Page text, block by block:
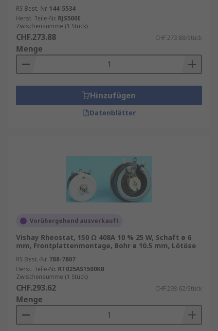
RS Best.-Nr. 144-5534
Herst. Teile-Nr. RJS500E
Zwischensumme (1 Stück)
CHF.273.88 CHF.273.88/Stück
Menge
Hinzufügen
Datenblätter
Vorübergehend ausverkauft
Vishay Rheostat, 150 Ω 408A 10 % 25 W, Schaft ø 6
mm, Frontplattenmontage, Bohr ø 10.5 mm, Lötöse
RS Best.-Nr. 788-7807
Herst. Teile-Nr. RT025AS1500KB
Zwischensumme (1 Stück)
CHF.293.62 CHF.293.62/Stück
Menge